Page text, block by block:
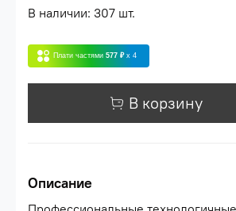
В наличии: 307 шт.
Плати частями 577 ₽ x 4
В корзину
Описание